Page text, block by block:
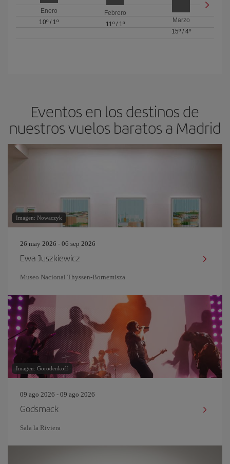
Enero
10º / 1º
Febrero
11º/ 1º
Marzo
15º/ 4º
Eventos en los destinos de
nuestros vuelos baratos a Madrid
Imagen: Nowaczyk
26 may 2026 - 06 sep 2026
Ewa Juszkiewicz
Museo Nacional Thyssen-Bornemisza
Imagen: Gorodenkoff
09 ago 2026 - 09 ago 2026
Godsmack
Sala la Riviera